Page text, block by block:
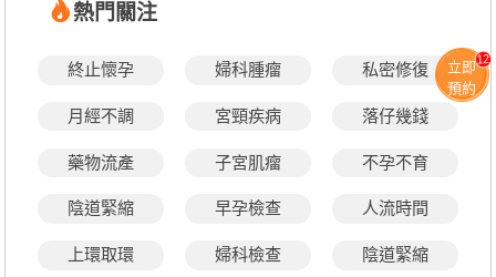
熱門關注
終止懷孕 婦科腫瘤 私密修復
月經不調 宮頸疾病 落仔幾錢
藥物流產 子宮肌瘤 不孕不育
陰道緊縮 早孕檢查 人流時間
上環取環 婦科檢查 陰道緊縮
立即
預約
12